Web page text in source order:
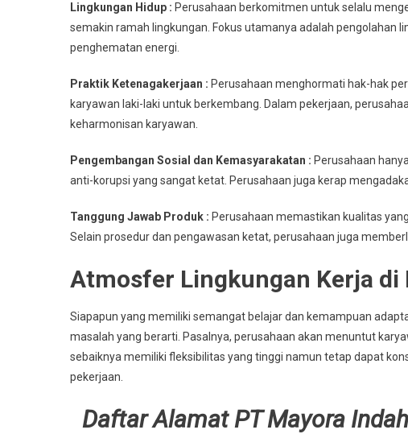
Lingkungan Hidup : Perusahaan berkomitmen untuk selalu
semakin ramah lingkungan. Fokus utamanya adalah pengolahan
penghematan energi.
Praktik Ketenagakerjaan : Perusahaan menghormati hak-hak
karyawan laki-laki untuk berkembang. Dalam pekerjaan,
keharmonisan karyawan.
Pengembangan Sosial dan Kemasyarakatan : Perusahaan
anti-korupsi yang sangat ketat. Perusahaan juga kerap
Tanggung Jawab Produk : Perusahaan memastikan kualitas
Selain prosedur dan pengawasan ketat, perusahaan juga
Atmosfer Lingkungan Kerja di
Siapapun yang memiliki semangat belajar dan kemampuan
masalah yang berarti. Pasalnya, perusahaan akan menuntut
sebaiknya memiliki fleksibilitas yang tinggi namun tetap dapat
pekerjaan.
Daftar Alamat PT Mayora